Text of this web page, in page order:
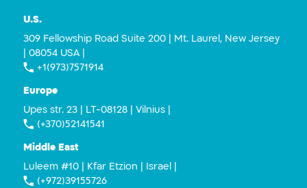
U.S.
309 Fellowship Road Suite 200 | Mt. Laurel, New Jersey
| 08054 USA |
+1(973)7571914
Europe
Upes str. 23 | LT-08128 | Vilnius |
(+370)52141541
Middle East
Luleem #10 | Kfar Etzion | Israel |
(+972)39155726